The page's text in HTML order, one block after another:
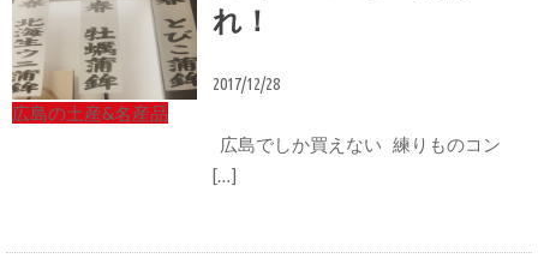
広島の土産&名産品
れ！
2017/12/28
広島でしか買えない 練りものコン
[…]